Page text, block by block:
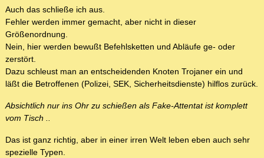
Auch das schließe ich aus.
Fehler werden immer gemacht, aber nicht in dieser
Größenordnung.
Nein, hier werden bewußt Befehlsketten und Abläufe ge- oder
zerstört.
Dazu schleust man an entscheidenden Knoten Trojaner ein und
läßt die Betroffenen (Polizei, SEK, Sicherheitsdienste) hilflos zurück.
Absichtlich nur ins Ohr zu schießen als Fake-Attentat ist komplett
vom Tisch ..
Das ist ganz richtig, aber in einer irren Welt leben eben auch sehr
spezielle Typen.